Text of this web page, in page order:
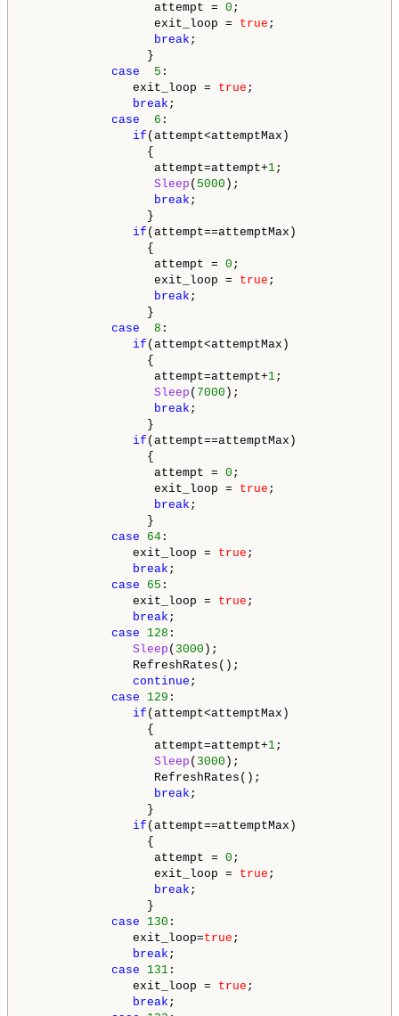
attempt = 0
exit_loop = true
break
}
case
5 :
exit_loop = true
break
case
6 :
if (attempt<attemptMax)
{
attempt=attempt+1
Sleep ( 5000
break
}
if (attempt==attemptMax)
{
attempt = 0
exit_loop = true
break
}
case
8 :
if (attempt<attemptMax)
{
attempt=attempt+1
Sleep ( 7000
break
}
if (attempt==attemptMax)
{
attempt = 0
exit_loop = true
break
}
case
64 :
exit_loop = true
break
case
65 :
exit_loop = true
break
case
128 :
Sleep ( 3000 );
RefreshRates();
continue
case
129 :
if (attempt<attemptMax)
{
attempt=attempt+1
Sleep ( 3000
RefreshRates();
break
}
if (attempt==attemptMax)
{
attempt = 0
exit_loop = true
break
}
case
130 :
exit_loop=true
break ;
case
131 :
exit_loop = true
break